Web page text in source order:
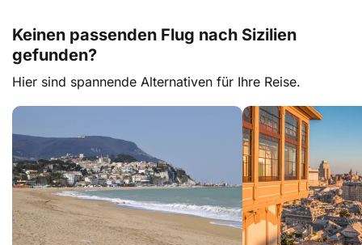
Keinen passenden Flug nach Sizilien
gefunden?
Hier sind spannende Alternativen für Ihre Reise.